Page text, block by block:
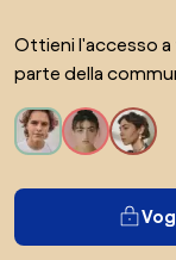
Ottieni l'accesso
parte della